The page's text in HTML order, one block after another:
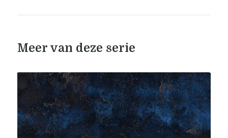
Meer van deze serie